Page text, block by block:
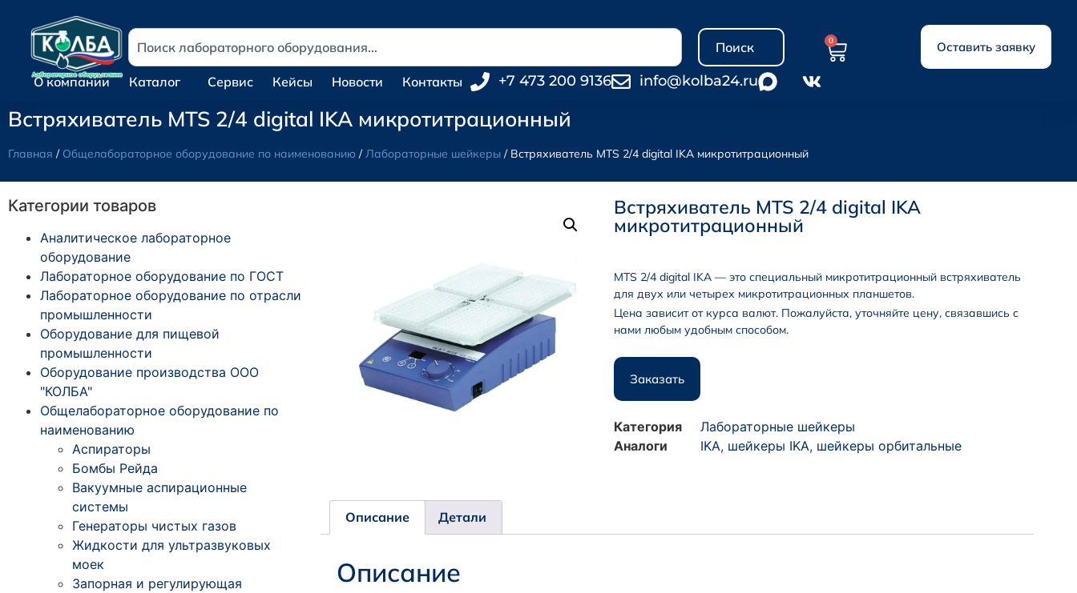
Поиск 0 Оставить заявку
О компании Каталог Сервис Кейсы Новости Контакты +7 473 200 9136 info@kolba24.ru
Встряхиватель MTS 2/4 digital IKA микротитрационный
Главная / Общелабораторное оборудование по наименованию /Лабораторные шейкеры / Встряхиватель MTS 2/4 digital IKA микротитрационный
Категории товаров
Аналитическое лабораторное
оборудование
Лабораторное оборудование по ГОСТ
Лабораторное оборудование по отрасли
промышленности
Оборудование для пищевой
промышленности
Оборудование производства ООО
"КОЛБА"
Общелабораторное оборудование по
наименованию
Аспираторы
Бомбы Рейда
Вакуумные аспирационные
системы
Генераторы чистых газов
Жидкости для ультразвуковых
моек
Запорная и регулирующая
Встряхиватель MTS 2/4 digital IKA
микротитрационный
MTS 2/4 digital IKA — это специальный микротитрационный встряхиватель
для двух или четырех микротитрационных планшетов.
Цена зависит от курса валют. Пожалуйста, уточняйте цену, связавшись с
нами любым удобным способом.
Заказать
Категория
Лабораторные шейкеры
Аналоги
IKA, шейкеры IKA, шейкеры орбитальные
Описание Детали
Описание